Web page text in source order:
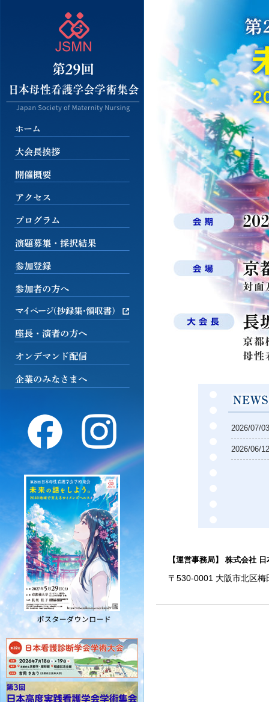
2026/07/03
2026/06/12
【運営事務局】 株式会社
〒530-0001 大阪市北区